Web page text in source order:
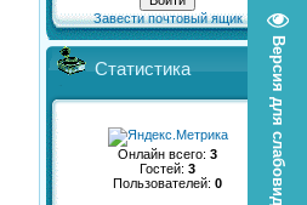
Версия для слабовидящих
Завести почтовый ящик
Статистика
Онлайн всего: 3
Гостей: 3
Пользователей: 0